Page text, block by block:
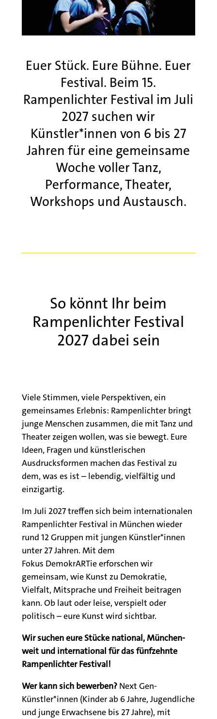
Euer Stück. Eure Bühne. Euer
Festival. Beim 15.
Rampenlichter Festival im Juli
2027 suchen wir
Künstler*innen von 6 bis 27
Jahren für eine gemeinsame
Woche voller Tanz,
Performance, Theater,
Workshops und Austausch.
So könnt Ihr beim
Rampenlichter Festival
2027 dabei sein
Viele Stimmen, viele Perspektiven, ein
gemeinsames Erlebnis: Rampenlichter bringt
junge Menschen zusammen, die mit Tanz und
Theater zeigen wollen, was sie bewegt. Eure
Ideen, Fragen und künstlerischen
Ausdrucksformen machen das Festival zu
dem, was es ist – lebendig, vielfältig und
einzigartig.
Im Juli 2027 treffen sich beim internationalen
Rampenlichter Festival in München wieder
rund 12 Gruppen mit jungen Künstler*innen
unter 27 Jahren. Mit dem
Fokus DemokrARTie erforschen wir
gemeinsam, wie Kunst zu Demokratie,
Vielfalt, Mitsprache und Freiheit beitragen
kann. Ob laut oder leise, verspielt oder
politisch – eure Kunst wird sichtbar.
Wir suchen eure Stücke national, München-
weit und international für das fünfzehnte
Rampenlichter Festival!
Wer kann sich bewerben? Next Gen-
Künstler*innen (Kinder ab 6 Jahre, Jugendliche
und junge Erwachsene bis 27 Jahre), mit